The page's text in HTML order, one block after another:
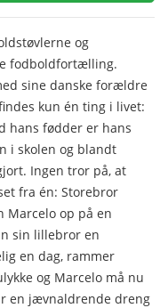
og
fodboldfortælling.
sine danske forældre
kun én ting i livet:
hans fødder er hans
i skolen og blandt
Ingen tror på, at
fra én: Storebror
Marcelo op på en
sin lillebror en
en dag, rammer
og Marcelo må nu
en jævnaldrende dreng